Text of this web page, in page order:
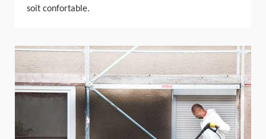
soit confortable.